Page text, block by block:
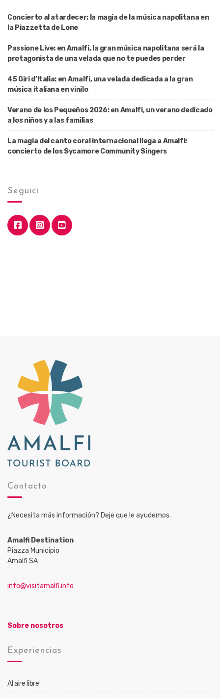
Concierto al atardecer: la magia de la música napolitana en
la Piazzetta de Lone
Passione Live: en Amalfi, la gran música napolitana será la
protagonista de una velada que no te puedes perder
45 Giri d’Italia: en Amalfi, una velada dedicada a la gran
música italiana en vinilo
Verano de los Pequeños 2026: en Amalfi, un verano dedicado
a los niños y a las familias
La magia del canto coral internacional llega a Amalfi:
concierto de los Sycamore Community Singers
Seguici
Contacto
¿Necesita más información? Deje que le ayudemos.
Amalfi Destination
Piazza Municipio
Amalfi SA
info@visitamalfi.info
Sobre nosotros
Experiencias
Al aire libre